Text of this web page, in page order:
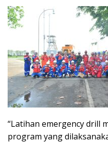
“Latihan emergency drill
program yang